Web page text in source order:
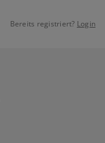
Bereits registriert? Login